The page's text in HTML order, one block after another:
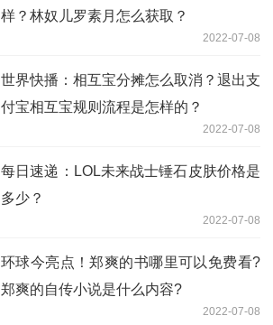
样？林奴儿罗素月怎么获取？
2022-07-08
世界快播：相互宝分摊怎么取消？退出支
付宝相互宝规则流程是怎样的？
2022-07-08
每日速递：LOL未来战士锤石皮肤价格是
多少？
2022-07-08
环球今亮点！郑爽的书哪里可以免费看?
郑爽的自传小说是什么内容?
2022-07-08